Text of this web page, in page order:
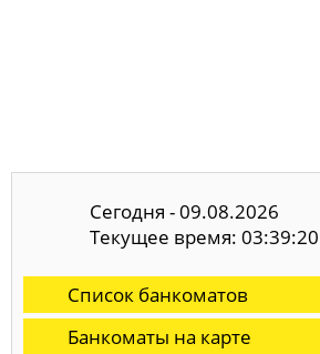
Сегодня - 09.08.2026
Текущее время: 03:39:21
Список банкоматов
Банкоматы на карте